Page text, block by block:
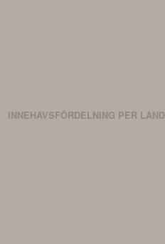
INNEHAVSFÖRDELNING PER LAND